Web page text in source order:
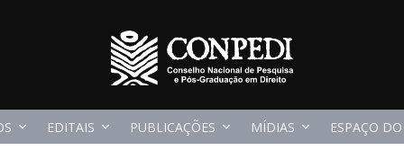
EDITAIS PUBLICAÇÕES MÍDIAS ESPAÇO